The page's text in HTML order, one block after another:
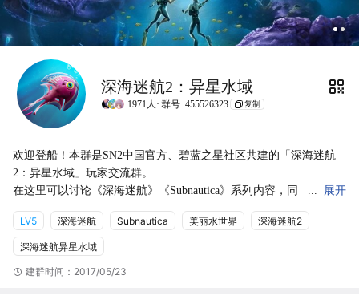
深海迷航2：异星水域
1971人· 群号: 455526323 复制
展开
欢迎登船！本群是SN2中国官方、碧蓝之星社区共建的「深海迷航
2：异星水域」玩家交流群。
在这里可以讨论《深海迷航》《Subnautica》系列内容，同
时也有众多大佬一起解答疑问，也会搭载相关教程、地图等资源，
也可以找寻共同联机的船长，和船长们共同分享和讨论！
Welcome aboard, captain!
LV5 深海迷航 Subnautica 美丽水世界 深海迷航2
深海迷航异星水域
建群时间：2017/05/23